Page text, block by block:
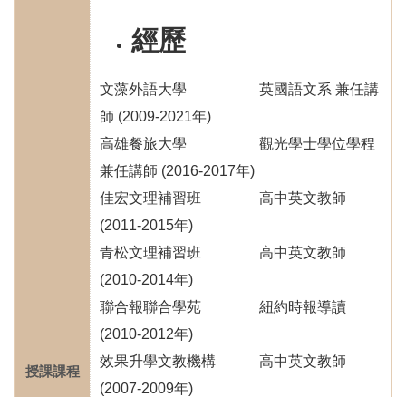
授課課程
經歷
文藻外語大學 英國語文系 兼任講
師 (2009-2021年)
高雄餐旅大學 觀光學士學位學程
兼任講師 (2016-2017年)
佳宏文理補習班 高中英文教師
(2011-2015年)
青松文理補習班 高中英文教師
(2010-2014年)
聯合報聯合學苑 紐約時報導讀
(2010-2012年)
效果升學文教機構 高中英文教師
(2007-2009年)